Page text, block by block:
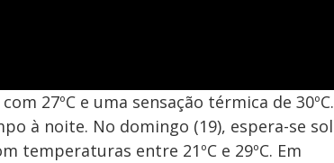
27ºC e uma sensação térmica de 30ºC.
à noite. No domingo (19), espera-se sol
temperaturas entre 21ºC e 29ºC. Em